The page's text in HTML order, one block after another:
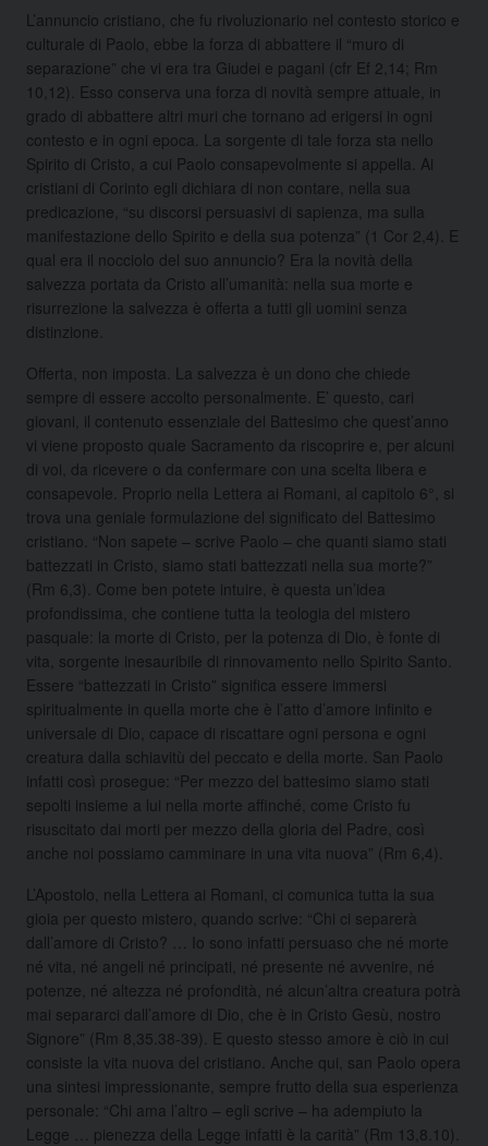
L’annuncio cristiano, che fu rivoluzionario nel contesto storico e
culturale di Paolo, ebbe la forza di abbattere il “muro di
separazione” che vi era tra Giudei e pagani (cfr Ef 2,14; Rm
10,12). Esso conserva una forza di novità sempre attuale, in
grado di abbattere altri muri che tornano ad erigersi in ogni
contesto e in ogni epoca. La sorgente di tale forza sta nello
Spirito di Cristo, a cui Paolo consapevolmente si appella. Ai
cristiani di Corinto egli dichiara di non contare, nella sua
predicazione, “su discorsi persuasivi di sapienza, ma sulla
manifestazione dello Spirito e della sua potenza” (1 Cor 2,4). E
qual era il nocciolo del suo annuncio? Era la novità della
salvezza portata da Cristo all’umanità: nella sua morte e
risurrezione la salvezza è offerta a tutti gli uomini senza
distinzione.
Offerta, non imposta. La salvezza è un dono che chiede
sempre di essere accolto personalmente. E’ questo, cari
giovani, il contenuto essenziale del Battesimo che quest’anno
vi viene proposto quale Sacramento da riscoprire e, per alcuni
di voi, da ricevere o da confermare con una scelta libera e
consapevole. Proprio nella Lettera ai Romani, al capitolo 6°, si
trova una geniale formulazione del significato del Battesimo
cristiano. “Non sapete – scrive Paolo – che quanti siamo stati
battezzati in Cristo, siamo stati battezzati nella sua morte?”
(Rm 6,3). Come ben potete intuire, è questa un’idea
profondissima, che contiene tutta la teologia del mistero
pasquale: la morte di Cristo, per la potenza di Dio, è fonte di
vita, sorgente inesauribile di rinnovamento nello Spirito Santo.
Essere “battezzati in Cristo” significa essere immersi
spiritualmente in quella morte che è l’atto d’amore infinito e
universale di Dio, capace di riscattare ogni persona e ogni
creatura dalla schiavitù del peccato e della morte. San Paolo
infatti così prosegue: “Per mezzo del battesimo siamo stati
sepolti insieme a lui nella morte affinché, come Cristo fu
risuscitato dai morti per mezzo della gloria del Padre, così
anche noi possiamo camminare in una vita nuova” (Rm 6,4).
L’Apostolo, nella Lettera ai Romani, ci comunica tutta la sua
gioia per questo mistero, quando scrive: “Chi ci separerà
dall’amore di Cristo? … Io sono infatti persuaso che né morte
né vita, né angeli né principati, né presente né avvenire, né
potenze, né altezza né profondità, né alcun’altra creatura potrà
mai separarci dall’amore di Dio, che è in Cristo Gesù, nostro
Signore” (Rm 8,35.38-39). E questo stesso amore è ciò in cui
consiste la vita nuova del cristiano. Anche qui, san Paolo opera
una sintesi impressionante, sempre frutto della sua esperienza
personale: “Chi ama l’altro – egli scrive – ha adempiuto la
Legge … pienezza della Legge infatti è la carità” (Rm 13,8.10).